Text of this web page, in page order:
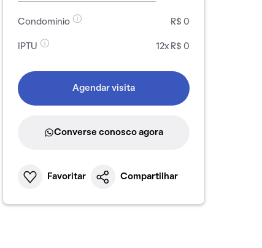
Condomínio R$ 0
IPTU 12x R$ 0
Agendar visita
Converse conosco agora
Favoritar Compartilhar